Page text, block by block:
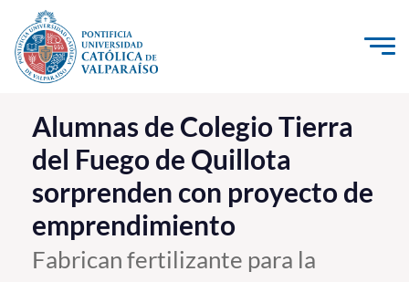
Click acá para ir directamente al contenido
La Universidad
Investigación, Creación e Innovación
PUCV Internacional
Vinculación con el Medio
Alumnas de Colegio Tierra
del Fuego de Quillota
sorprenden con proyecto de
emprendimiento
Fabrican fertilizante para la